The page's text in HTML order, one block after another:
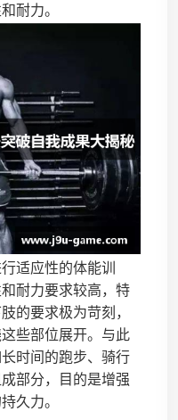
耐力。
适应性的体能训
耐力要求较高，特
的要求极为苛刻，
些部位展开。与此
时间的跑步、骑行
部分，目的是增强
久力。